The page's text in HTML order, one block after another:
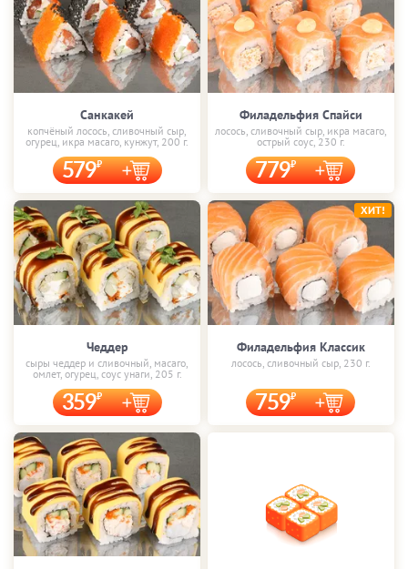
Санкакей
копчёный лосось, сливочный сыр,
огурец, икра масаго, кунжут, 200 г.
579
Филадельфия Спайси
лосось, сливочный сыр, икра масаго,
острый соус, 230 г.
779
Чеддер
сыры чеддер и сливочный, масаго,
омлет, огурец, соус унаги, 205 г.
359
Филадельфия Классик
лосось, сливочный сыр, 230 г.
759
ХИТ!